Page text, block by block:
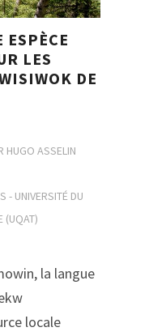
LES
DE
HUGO ASSELIN
- UNIVERSITÉ DU
(UQAT)
la langue
locale